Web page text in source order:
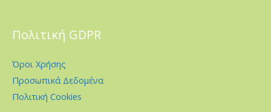
Πολιτική GDPR
Όροι Χρήσης
Προσωπικά Δεδομένα
Πολιτική Cookies